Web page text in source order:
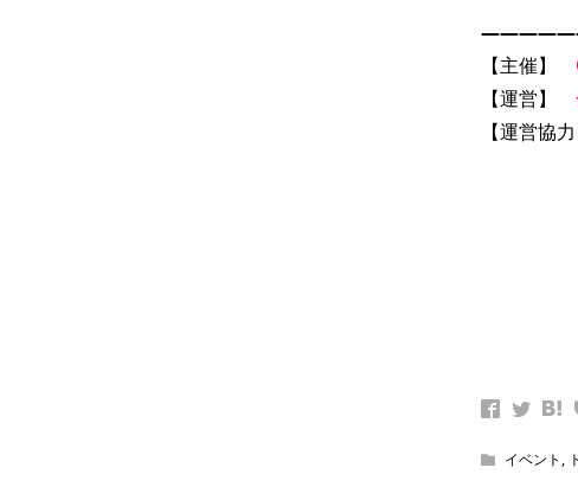
【主催】
【運営】
【運営協
イベント ,